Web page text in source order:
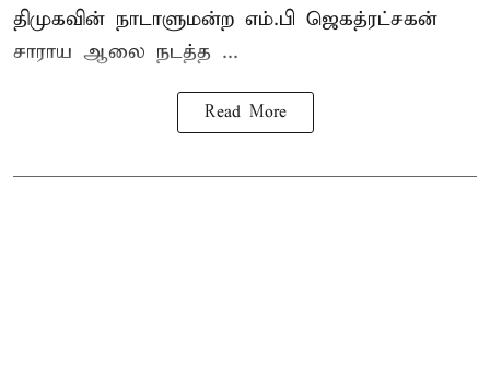
திமுகவின் நாடாளுமன்ற எம்.பி ஜெகத்ரட்சகன்
சாராய ஆலை நடத்த ...
Read More